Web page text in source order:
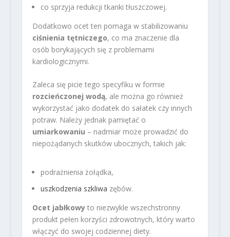
co sprzyja redukcji tkanki tłuszczowej.
Dodatkowo ocet ten pomaga w stabilizowaniu
ciśnienia tętniczego, co ma znaczenie dla
osób borykających się z problemami
kardiologicznymi.
Zaleca się picie tego specyfiku w formie
rozcieńczonej wodą, ale można go również
wykorzystać jako dodatek do sałatek czy innych
potraw. Należy jednak pamiętać o
umiarkowaniu – nadmiar może prowadzić do
niepożądanych skutków ubocznych, takich jak:
podrażnienia żołądka,
uszkodzenia szkliwa zębów.
Ocet jabłkowyto niezwykle wszechstronny
produkt pełen korzyści zdrowotnych, który warto
włączyć do swojej codziennej diety.